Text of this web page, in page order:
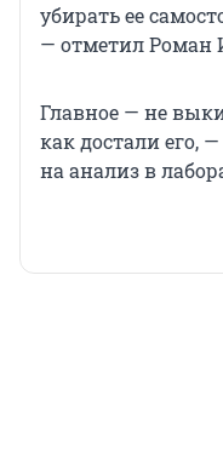
убирать ее
— отметил Роман
Главное — не
как достали его,
на анализ в